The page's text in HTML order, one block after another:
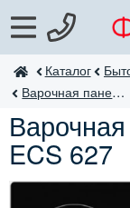
ФастМаркт
Каталог
Варочная панель ECS
ECS 627